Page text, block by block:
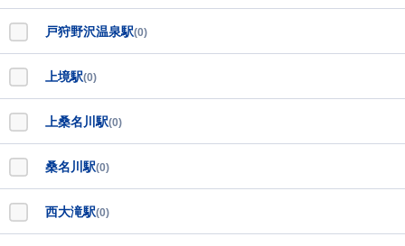
戸狩野沢温泉駅(0)
上境駅(0)
上桑名川駅(0)
桑名川駅(0)
西大滝駅(0)